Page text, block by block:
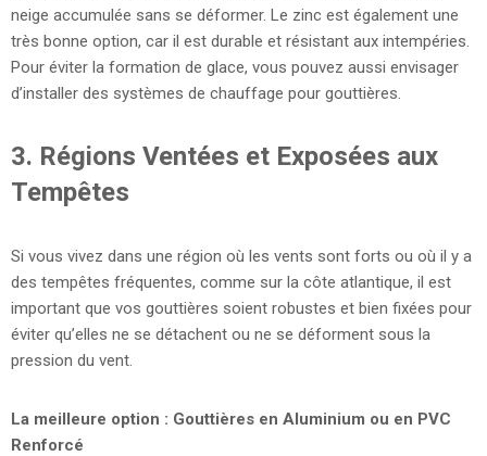
neige accumulée sans se déformer. Le zinc est également une
très bonne option, car il est durable et résistant aux intempéries.
Pour éviter la formation de glace, vous pouvez aussi envisager
d’installer des systèmes de chauffage pour gouttières.
3. Régions Ventées et Exposées aux
Tempêtes
Si vous vivez dans une région où les vents sont forts ou où il y a
des tempêtes fréquentes, comme sur la côte atlantique, il est
important que vos gouttières soient robustes et bien fixées pour
éviter qu’elles ne se détachent ou ne se déforment sous la
pression du vent.
La meilleure option : Gouttières en Aluminium ou en PVC
Renforcé